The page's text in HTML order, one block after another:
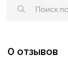
0 отзывов